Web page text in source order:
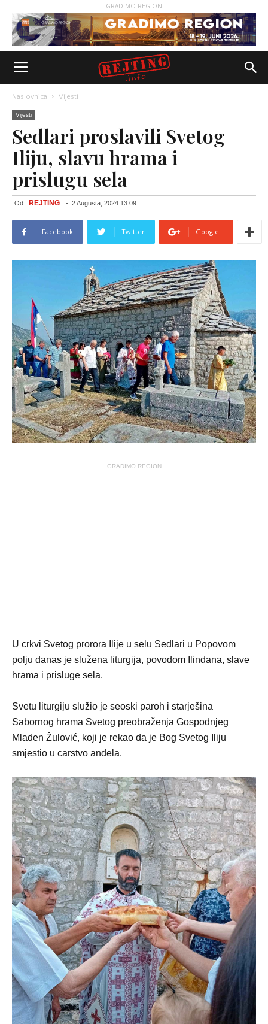
GRADIMO REGION
Naslovnica Vijesti
Vijesti
Sedlari proslavili Svetog
Iliju, slavu hrama i
prislugu sela
Od REJTING - 2 Augusta, 2024 13:09
Facebook Twitter Google+
GRADIMO REGION
U crkvi Svetog prorora Ilije u selu Sedlari u Popovom
polju danas je služena liturgija, povodom Ilindana, slave
hrama i prisluge sela.
Svetu liturgiju služio je seoski paroh i starješina
Sabornog hrama Svetog preobraženja Gospodnjeg
Mladen Žulović, koji je rekao da je Bog Svetog Iliju
smjestio u carstvo anđela.